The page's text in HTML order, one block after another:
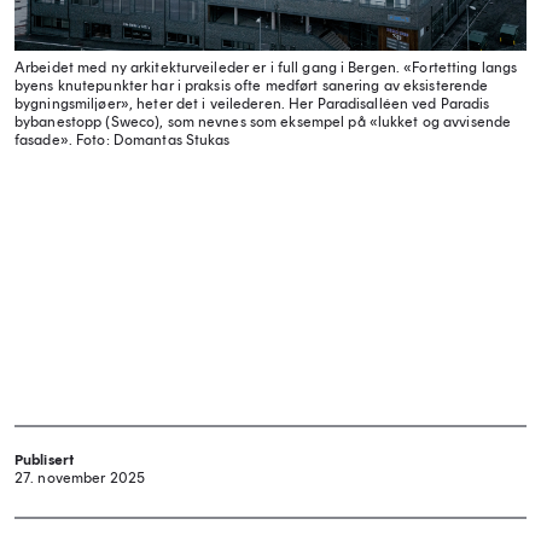
Arbeidet med ny arkitekturveileder er i full gang i Bergen. «Fortetting langs
byens knutepunkter har i praksis ofte medført sanering av eksisterende
bygningsmiljøer», heter det i veilederen. Her Paradisalléen ved Paradis
bybanestopp (Sweco), som nevnes som eksempel på «lukket og avvisende
fasade». Foto: Domantas Stukas
Publisert
27. november 2025